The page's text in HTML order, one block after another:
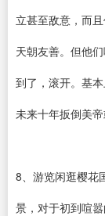
立甚至敌意，而
天朝友善。但他
到了，滚开。基
未来十年扳倒美
8、游览闲逛樱花
景，对于初到喧